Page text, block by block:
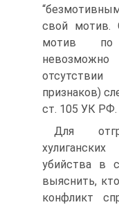
свой мотив.
мотив по
невозможно
признаков)
ст. 105 УК РФ.
Для
убийства в
выяснить,
конфликт